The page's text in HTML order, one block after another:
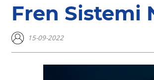
Fren Sistemi
15-09-2022